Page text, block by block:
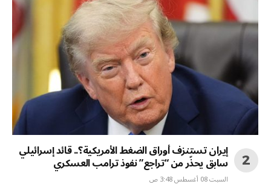
إيران تستنزف أوراق الضغط الأمريكية؟.. قائد إسرائيلي
سابق يحذّر من “تراجع” نفوذ ترامب العسكري
السبت 08 أغسطس 3:48 ص